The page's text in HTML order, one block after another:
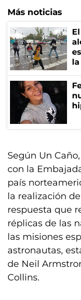
Más noticias
Según Un
con la
país
la realización
respuesta que
réplicas de las
las misiones
astronautas,
de Neil
Collins.